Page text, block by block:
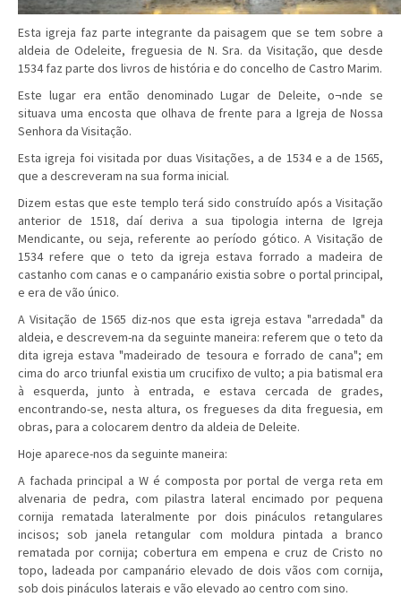
Esta igreja faz parte integrante da paisagem que se tem sobre a
aldeia de Odeleite, freguesia de N. Sra. da Visitação, que desde
1534 faz parte dos livros de história e do concelho de Castro Marim.
Este lugar era então denominado Lugar de Deleite, o¬nde se
situava uma encosta que olhava de frente para a Igreja de Nossa
Senhora da Visitação.
Esta igreja foi visitada por duas Visitações, a de 1534 e a de 1565,
que a descreveram na sua forma inicial.
Dizem estas que este templo terá sido construído após a Visitação
anterior de 1518, daí deriva a sua tipologia interna de Igreja
Mendicante, ou seja, referente ao período gótico. A Visitação de
1534 refere que o teto da igreja estava forrado a madeira de
castanho com canas e o campanário existia sobre o portal principal,
e era de vão único.
A Visitação de 1565 diz-nos que esta igreja estava "arredada" da
aldeia, e descrevem-na da seguinte maneira: referem que o teto da
dita igreja estava "madeirado de tesoura e forrado de cana"; em
cima do arco triunfal existia um crucifixo de vulto; a pia batismal era
à esquerda, junto à entrada, e estava cercada de grades,
encontrando-se, nesta altura, os fregueses da dita freguesia, em
obras, para a colocarem dentro da aldeia de Deleite.
Hoje aparece-nos da seguinte maneira:
A fachada principal a W é composta por portal de verga reta em
alvenaria de pedra, com pilastra lateral encimado por pequena
cornija rematada lateralmente por dois pináculos retangulares
incisos; sob janela retangular com moldura pintada a branco
rematada por cornija; cobertura em empena e cruz de Cristo no
topo, ladeada por campanário elevado de dois vãos com cornija,
sob dois pináculos laterais e vão elevado ao centro com sino.